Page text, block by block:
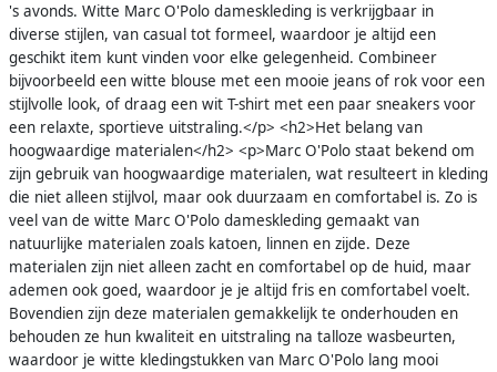
's avonds. Witte Marc O'Polo dameskleding is verkrijgbaar in
diverse stijlen, van casual tot formeel, waardoor je altijd een
geschikt item kunt vinden voor elke gelegenheid. Combineer
bijvoorbeeld een witte blouse met een mooie jeans of rok voor een
stijlvolle look, of draag een wit T-shirt met een paar sneakers voor
een relaxte, sportieve uitstraling.</p> <h2>Het belang van
hoogwaardige materialen</h2> <p>Marc O'Polo staat bekend om
zijn gebruik van hoogwaardige materialen, wat resulteert in kleding
die niet alleen stijlvol, maar ook duurzaam en comfortabel is. Zo is
veel van de witte Marc O'Polo dameskleding gemaakt van
natuurlijke materialen zoals katoen, linnen en zijde. Deze
materialen zijn niet alleen zacht en comfortabel op de huid, maar
ademen ook goed, waardoor je je altijd fris en comfortabel voelt.
Bovendien zijn deze materialen gemakkelijk te onderhouden en
behouden ze hun kwaliteit en uitstraling na talloze wasbeurten,
waardoor je witte kledingstukken van Marc O'Polo lang mooi